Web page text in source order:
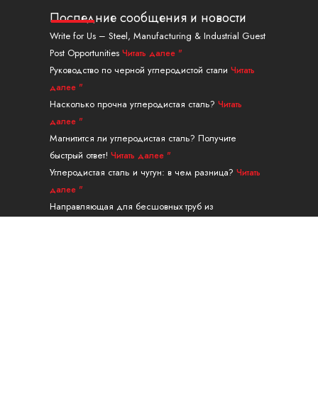
к
е
д
и
н
б
в
и
т
т
е
т
е
р
е
с
т
а
г
а
с
б
у
Последние сообщения и новости
Write for Us – Steel, Manufacturing & Industrial Guest
Post Opportunities Читать далее "
Руководство по черной углеродистой стали Читать
далее "
Насколько прочна углеродистая сталь? Читать
далее "
Магнитится ли углеродистая сталь? Получите
быстрый ответ! Читать далее "
Углеродистая сталь и чугун: в чем разница? Читать
далее "
Направляющая для бесшовных труб из